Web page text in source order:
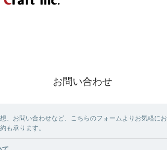
お問い合わせ
、お問い合わせなど、こちらのフォームよりお気軽に
も承ります。